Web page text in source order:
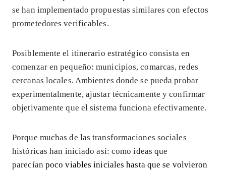
se han implementado propuestas similares con efectos
prometedores verificables.
Posiblemente el itinerario estratégico consista en
comenzar en pequeño: municipios, comarcas, redes
cercanas locales. Ambientes donde se pueda probar
experimentalmente, ajustar técnicamente y confirmar
objetivamente que el sistema funciona efectivamente.
Porque muchas de las transformaciones sociales
históricas han iniciado así: como ideas que
parecían poco viables iniciales hasta que se volvieron